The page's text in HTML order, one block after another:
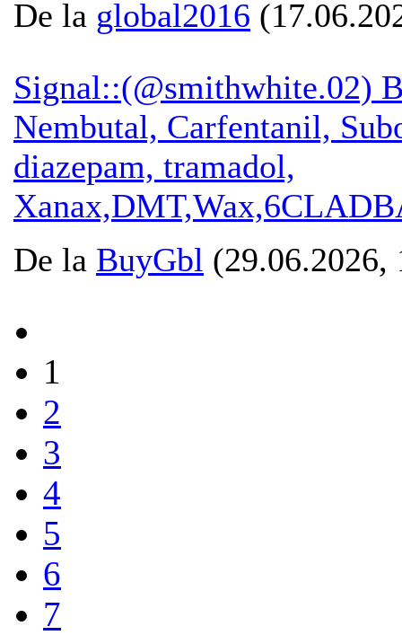
De la global2016
Signal::(@smithwhite.02)
Nembutal, Carfentanil,
diazepam, tramadol,
De la BuyGbl (29.06.2026,
1
2
3
4
5
6
7